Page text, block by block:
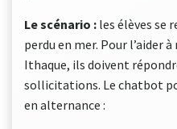
Le scénario : les élèves se
perdu en mer. Pour l’aider
Ithaque, ils doivent
sollicitations. Le chatbot
en alternance :